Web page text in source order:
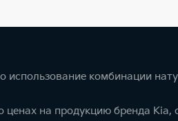
использование комбинации
ценах на продукцию бренда